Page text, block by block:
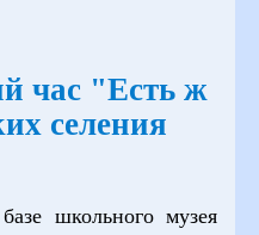
час "Есть ж
селения
школьного музея